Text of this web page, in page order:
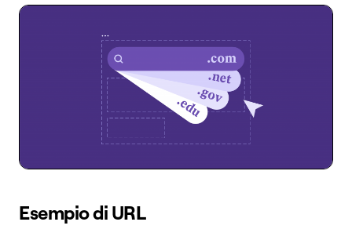
Esempio di URL